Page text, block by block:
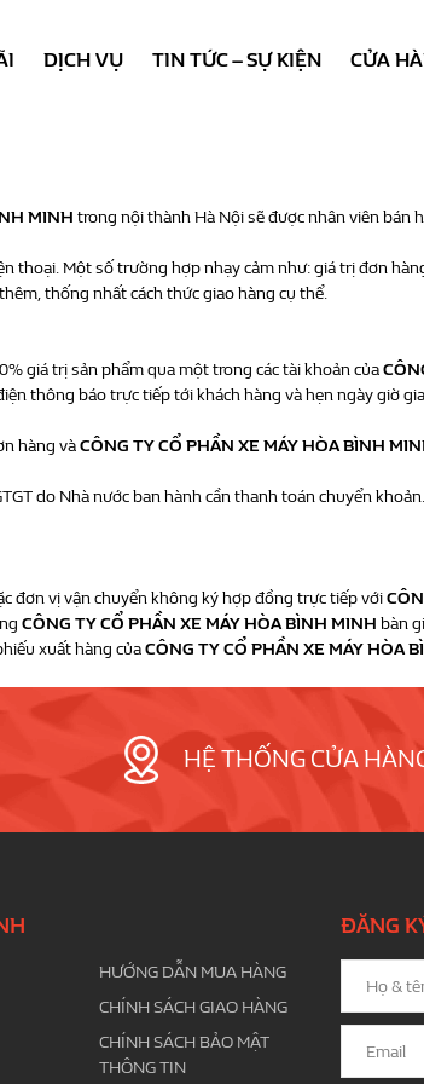
DỊCH VỤ TIN TỨC – SỰ KIỆN CỬA
MINH trong nội thành Hà Nội sẽ được nhân viên bán
thoại. Một số trường hợp nhạy cảm như: giá trị đơn
thống nhất cách thức giao hàng cụ thể.
giá trị sản phẩm qua một trong các tài khoản của
thông báo trực tiếp tới khách hàng và hẹn ngày giờ
hàng vàCÔNG TY CỔ PHẦN XE MÁY HÒA BÌNH
do Nhà nước ban hành cần thanh toán chuyển
đơn vị vận chuyển không ký hợp đồng trực tiếp với
CÔNG TY CỔ PHẦN XE MÁY HÒA BÌNH MINH bàn
xuất hàng củaCÔNG TY CỔ PHẦN XE MÁY HÒA
HỆ THỐNG CỬA
HƯỚNG DẪN MUA HÀNG
CHÍNH SÁCH GIAO HÀNG
CHÍNH SÁCH BẢO MẬT
THÔNG TIN
ĐĂNG